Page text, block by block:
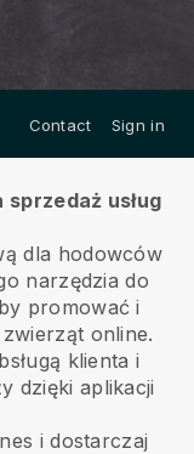
Contact Sign in
usług
dla hodowców
narzędzia do
promować i
online.
klienta i
dzięki aplikacji
i dostarczaj